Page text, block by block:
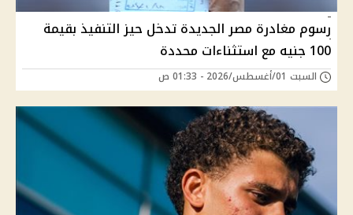
رسوم مغادرة مصر الجديدة تدخل حيز التنفيذ بقيمة
100 جنيه مع استثناءات محددة
السبت 01/أغسطس/2026 - 01:33 ص